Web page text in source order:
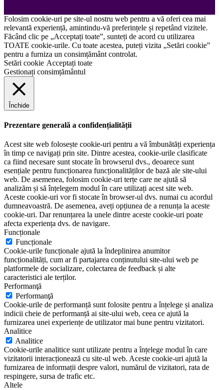
Folosim cookie-uri pe site-ul nostru web pentru a vă oferi cea mai
relevantă experiență, amintindu-vă preferințele și repetând vizitele.
Făcând clic pe „Acceptați toate”, sunteți de acord cu utilizarea
TOATE cookie-urile. Cu toate acestea, puteți vizita „Setări cookie”
pentru a furniza un consimțământ controlat.
Setări cookie Acceptați toate
Gestionați consimțământul
Închide
Prezentare generală a confidențialității
Acest site web folosește cookie-uri pentru a vă îmbunătăți experiența
în timp ce navigați prin site. Dintre acestea, cookie-urile clasificate
ca fiind necesare sunt stocate în browserul dvs., deoarece sunt
esențiale pentru funcționarea funcționalităților de bază ale site-ului
web. De asemenea, folosim cookie-uri terțe care ne ajută să
analizăm și să înțelegem modul în care utilizați acest site web.
Aceste cookie-uri vor fi stocate în browser-ul dvs. numai cu acordul
dumneavoastră. De asemenea, aveți opțiunea de a renunța la aceste
cookie-uri. Dar renunțarea la unele dintre aceste cookie-uri poate
afecta experiența dvs. de navigare.
Funcționale
Funcționale
Cookie-urile funcționale ajută la îndeplinirea anumitor
funcționalități, cum ar fi partajarea conținutului site-ului web pe
platformele de socializare, colectarea de feedback și alte
caracteristici ale terților.
Performanţă
Performanţă
Cookie-urile de performanță sunt folosite pentru a înțelege și analiza
indicii cheie de performanță ai site-ului web, ceea ce ajută la
furnizarea unei experiențe de utilizator mai bune pentru vizitatori.
Analitice
Analitice
Cookie-urile analitice sunt utilizate pentru a înțelege modul în care
vizitatorii interacționează cu site-ul web. Aceste cookie-uri ajută la
furnizarea de informații despre valori, numărul de vizitatori, rata de
respingere, sursa de trafic etc.
Altele